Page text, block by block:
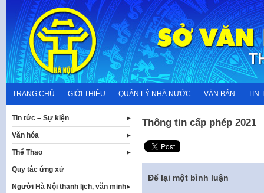
content
TRANG CHỦ GIỚI THIỆU QUẢN LÝ NHÀ NƯỚC VĂN BẢN TIN
Thông tin cấp phép 2021
Để lại một bình luận
Tin tức – Sự kiện
Văn hóa
Thể Thao
Quy tắc ứng xử
Người Hà Nội thanh lịch, văn minh